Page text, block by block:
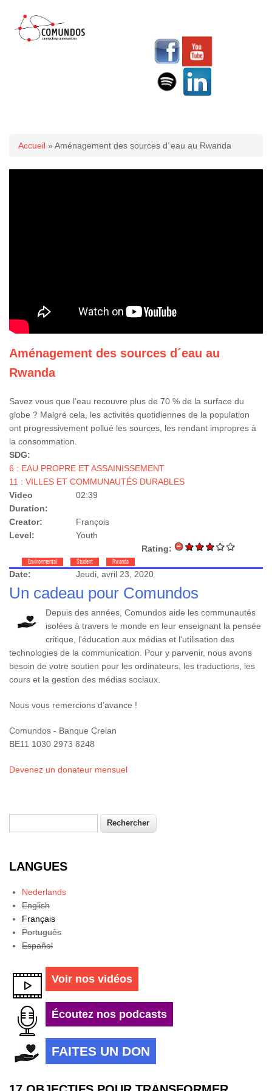
Vous êtes ici
Accueil » Aménagement des sources d´eau au Rwanda
Aménagement des sources d´eau au
Rwanda
Savez vous que l'eau recouvre plus de 70 % de la surface du
globe ? Malgré cela, les activités quotidiennes de la population
ont progressivement pollué les sources, les rendant impropres à
la consommation.
SDG:
6 : EAU PROPRE ET ASSAINISSEMENT
11 : VILLES ET COMMUNAUTÉS DURABLES
Video
Duration:
02:39
Creator:
François
Level:
Youth
Environmental Student Rwanda
Rating:
Date: Jeudi, avril 23, 2020
Un cadeau pour Comundos
Depuis des années, Comundos aide les communautés
isolées à travers le monde en leur enseignant la pensée
critique, l'éducation aux médias et l'utilisation des
technologies de la communication. Pour y parvenir, nous avons
besoin de votre soutien pour les ordinateurs, les traductions, les
cours et la gestion des médias sociaux.
Nous vous remercions d’avance !
Comundos - Banque Crelan
BE11 1030 2973 8248
Devenez un donateur mensuel
Formulaire de recherche
LANGUES
Nederlands
English
Français
Português
Español
Voir nos vidéos
Écoutez nos podcasts
FAITES UN DON